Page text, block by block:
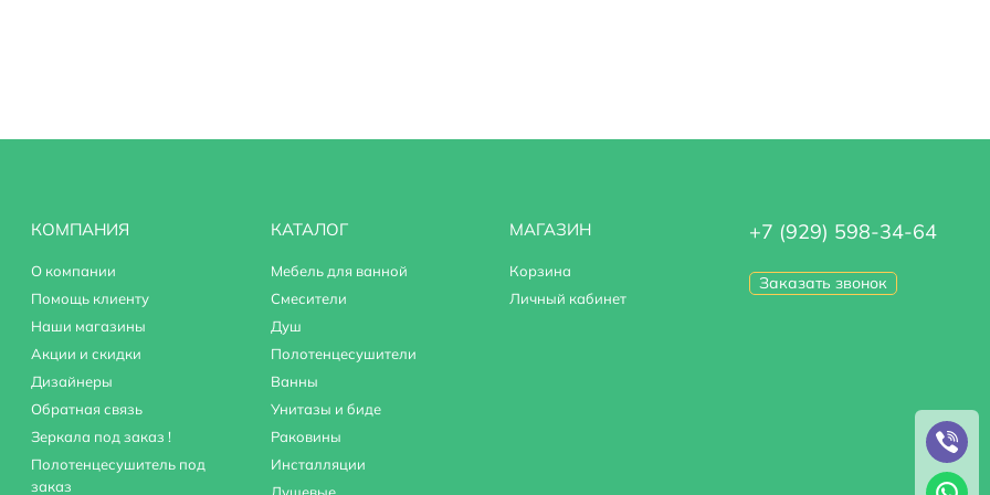
КОМПАНИЯ
О компании
Помощь клиенту
Наши магазины
Акции и скидки
Дизайнеры
Обратная связь
Зеркала под заказ !
Полотенцесушитель под
заказ
КАТАЛОГ
Мебель для ванной
Смесители
Душ
Полотенцесушители
Ванны
Унитазы и биде
Раковины
Инсталляции
МАГАЗИН
Корзина
Личный кабинет
+7 (929) 598-34-64
Заказать звонок